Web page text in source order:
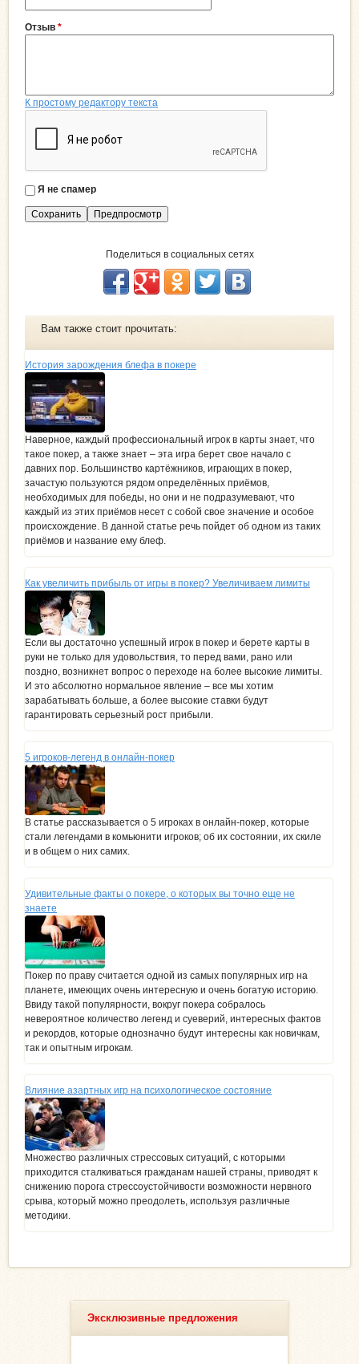
Отзыв *
К простому редактору текста
Я
с
Я не спамер
Поделиться в социальных сетях
Вам также стоит прочитать:
История зарождения блефа в покере
Наверное, каждый профессиональный игрок в карты знает, что
такое покер, а также знает – эта игра берет свое начало с
давних пор. Большинство картёжников, играющих в покер,
зачастую пользуются рядом определённых приёмов,
необходимых для победы, но они и не подразумевают, что
каждый из этих приёмов несет с собой свое значение и особое
происхождение. В данной статье речь пойдет об одном из таких
приёмов и название ему блеф.
Как увеличить прибыль от игры в покер? Увеличиваем лимиты
Если вы достаточно успешный игрок в покер и берете карты в
руки не только для удовольствия, то перед вами, рано или
поздно, возникнет вопрос о переходе на более высокие лимиты.
И это абсолютно нормальное явление – все мы хотим
зарабатывать больше, а более высокие ставки будут
гарантировать серьезный рост прибыли.
5 игроков-легенд в онлайн-покер
В статье рассказывается о 5 игроках в онлайн-покер, которые
стали легендами в комьюнити игроков; об их состоянии, их скиле
и в общем о них самих.
Удивительные факты о покере, о которых вы точно еще не
знаете
Покер по праву считается одной из самых популярных игр на
планете, имеющих очень интересную и очень богатую историю.
Ввиду такой популярности, вокруг покера собралось
невероятное количество легенд и суеверий, интересных фактов
и рекордов, которые однозначно будут интересны как новичкам,
так и опытным игрокам.
Влияние азартных игр на психологическое состояние
Множество различных стрессовых ситуаций, с которыми
приходится сталкиваться гражданам нашей страны, приводят к
снижению порога стрессоустойчивости возможности нервного
срыва, который можно преодолеть, используя различные
методики.
Эксклюзивные предложения